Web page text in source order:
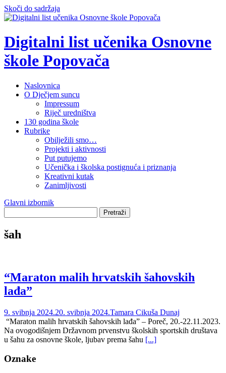
Skoči do sadržaja
Digitalni list učenika Osnovne
škole Popovača
Naslovnica
O Dječjem suncu
Impressum
Riječ uredništva
130 godina škole
Rubrike
Obilježili smo…
Projekti i aktivnosti
Put putujemo
Učenička i školska postignuća i priznanja
Kreativni kutak
Zanimljivosti
Glavni izbornik
šah
“Maraton malih hrvatskih šahovskih
lađa”
9. svibnja 2024.20. svibnja 2024.Tamara Cikuša Dunaj
“Maraton malih hrvatskih šahovskih lađa” – Poreč, 20.-22.11.2023.
Na ovogodišnjem Državnom prvenstvu školskih sportskih društava
u šahu za osnovne škole, ljubav prema šahu [...]
Oznake